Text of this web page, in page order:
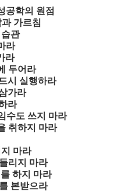
공학의 원점
가르침
관
라
라
두어라
시 실행하라
가라
라
수도 쓰지 마라
취하지 마라
마라
리지 마라
하지 마라
본받으라